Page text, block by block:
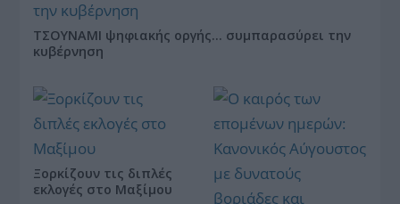
ΤΣΟΥΝΑΜΙ ψηφιακής οργής… συμπαρασύρει την
κυβέρνηση
Ξορκίζουν τις διπλές
εκλογές στο Μαξίμου